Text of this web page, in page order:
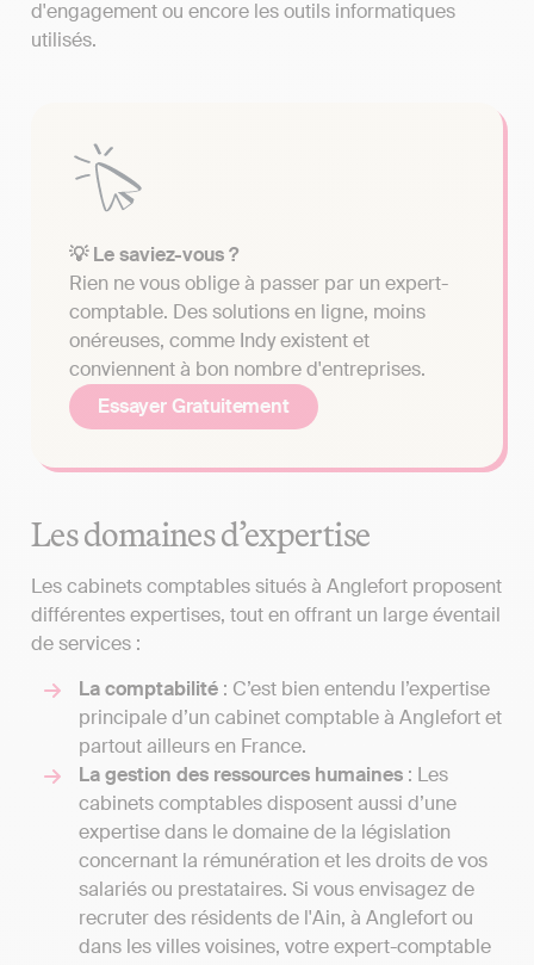
d'engagement ou encore les outils informatiques
utilisés.
💡 Le saviez-vous ?
Rien ne vous oblige à passer par un expert-
comptable. Des solutions en ligne, moins
onéreuses, comme Indy existent et
conviennent à bon nombre d'entreprises.
Essayer Gratuitement
Les domaines d’expertise
Les cabinets comptables situés à Anglefort proposent
différentes expertises, tout en offrant un large éventail
de services :
La comptabilité : C’est bien entendu l’expertise
principale d’un cabinet comptable à Anglefort et
partout ailleurs en France.
La gestion des ressources humaines : Les
cabinets comptables disposent aussi d’une
expertise dans le domaine de la législation
concernant la rémunération et les droits de vos
salariés ou prestataires. Si vous envisagez de
recruter des résidents de l'Ain, à Anglefort ou
dans les villes voisines, votre expert-comptable